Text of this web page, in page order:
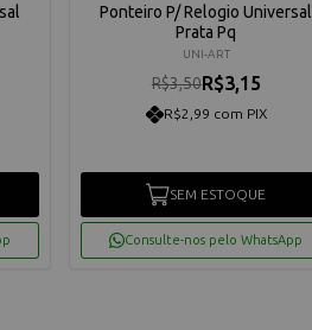
Ponteiro P/ Relogio Universal
Prata Pq
UNI-ART
R$3,50R$3,15
R$2,99 com PIX
SEM ESTOQUE
Consulte-nos pelo WhatsApp